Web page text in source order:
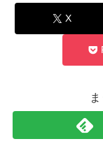
X